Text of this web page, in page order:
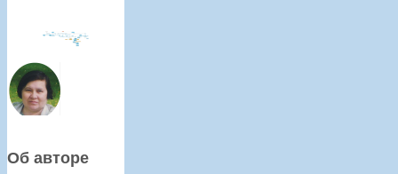
Об авторе